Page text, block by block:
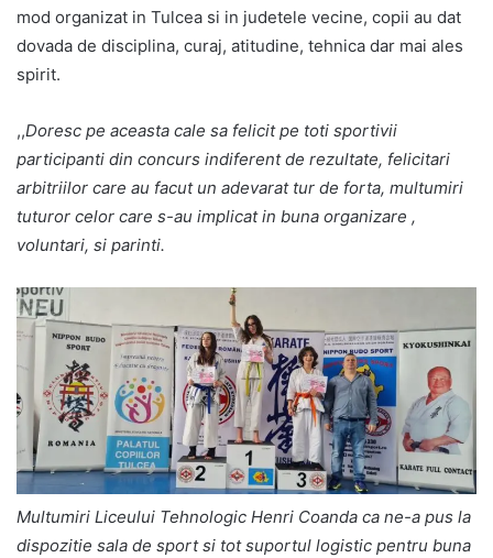
mod organizat in Tulcea si in judetele vecine, copii au dat
dovada de disciplina, curaj, atitudine, tehnica dar mai ales
spirit.
,,Doresc pe aceasta cale sa felicit pe toti sportivii
participanti din concurs indiferent de rezultate, felicitari
arbitriilor care au facut un adevarat tur de forta, multumiri
tuturor celor care s-au implicat in buna organizare ,
voluntari, si parinti.
Multumiri Liceului Tehnologic Henri Coanda ca ne-a pus la
dispozitie sala de sport si tot suportul logistic pentru buna